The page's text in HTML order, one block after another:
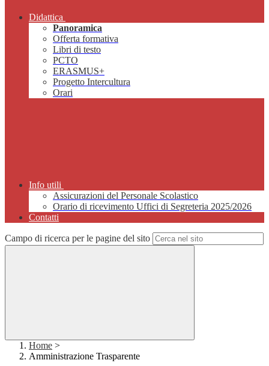
Didattica
Panoramica
Offerta formativa
Libri di testo
PCTO
ERASMUS+
Progetto Intercultura
Orari
Info utili
Assicurazioni del Personale Scolastico
Orario di ricevimento Uffici di Segreteria 2025/2026
Contatti
Campo di ricerca per le pagine del sito
Home >
Amministrazione Trasparente